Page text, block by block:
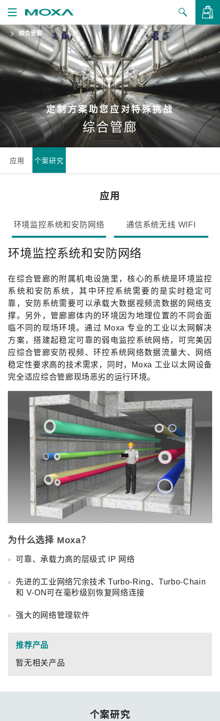
品
决方案
持
何购买
于我们
作伙伴专区
综合管廊
定制方案助您应对特殊挑战
综合管廊
应用 个案研究
应用
环境监控系统和安防网络 通信系统无线 WIFI
环境监控系统和安防网络
在综合管廊的附属机电设施里，核心的系统是环境监控
系统和安防系统，其中环控系统需要的是实时稳定可
靠，安防系统需要可以承载大数据视频流数据的网络支
撑。另外，管廊廊体内的环境因为地理位置的不同会面
临不同的现场环境。通过 Moxa 专业的工业以太网解决
方案，搭建起稳定可靠的弱电监控系统网络，可完美因
应综合管廊安防视频、环控系统网络数据流量大、网络
稳定性要求高的技术需求，同时，Moxa 工业以太网设备
完全适应综合管廊现场恶劣的运行环境。
为什么选择 Moxa？
可靠、承载力高的层级式 IP 网络
先进的工业网络冗余技术 Turbo-Ring、Turbo-Chain
和 V-ON可在毫秒级别恢复网络连接
强大的网络管理软件
推荐产品
暂无相关产品
个案研究
查看询价